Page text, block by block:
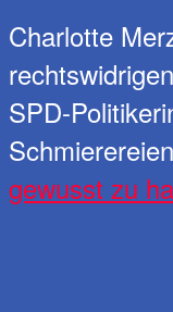
Charlotte
SPD-
gewusst zu